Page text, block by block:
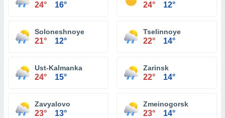
24° 16° 24° 12°
Soloneshnoye
21° 12°
Tselinnoye
22° 14°
Ust-Kalmanka
24° 15°
Zarinsk
22° 14°
Zavyalovo
23° 13°
Zmeinogorsk
23° 14°